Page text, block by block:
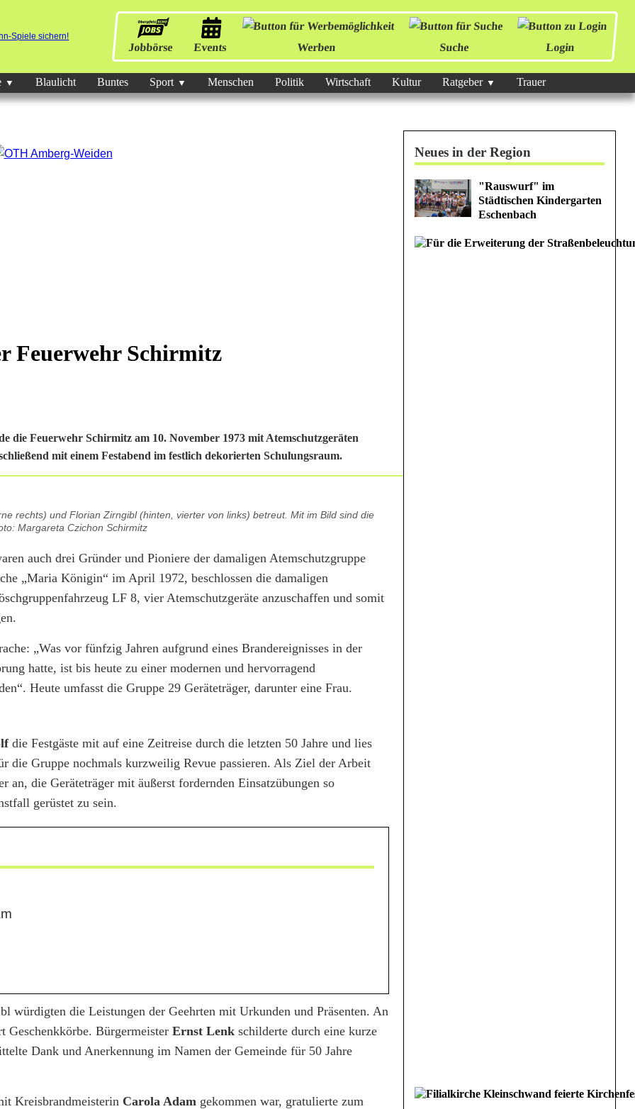
Jobbörse Events Werben Suche Login
Blaulicht Buntes Sport Menschen Politik Wirtschaft Kultur Ratgeber Trauer
Feuerwehr Schirmitz
die Feuerwehr Schirmitz am 10. November 1973 mit Atemschutzgeräten
mit einem Festabend im festlich dekorierten Schulungsraum.
rechts) und Florian Zirngibl (hinten, vierter von links) betreut. Mit im Bild sind die
Margareta Czichon Schirmitz
auch drei Gründer und Pioniere der damaligen Atemschutzgruppe
„Maria Königin“ im April 1972, beschlossen die damaligen
LF 8, vier Atemschutzgeräte anzuschaffen und somit
„Was vor fünfzig Jahren aufgrund eines Brandereignisses in der
hatte, ist bis heute zu einer modernen und hervorragend
Heute umfasst die Gruppe 29 Geräteträger, darunter eine Frau.
die Festgäste mit auf eine Zeitreise durch die letzten 50 Jahre und lies
die Gruppe nochmals kurzweilig Revue passieren. Als Ziel der Arbeit
an, die Geräteträger mit äußerst fordernden Einsatzübungen so
gerüstet zu sein.
würdigten die Leistungen der Geehrten mit Urkunden und Präsenten. An
Geschenkkörbe. Bürgermeister Ernst Lenk schilderte durch eine kurze
Dank und Anerkennung im Namen der Gemeinde für 50 Jahre
Kreisbrandmeisterin Carola Adam gekommen war, gratulierte zum
Neues in der Region
"Rauswurf" im
Städtischen Kindergarten
Eschenbach